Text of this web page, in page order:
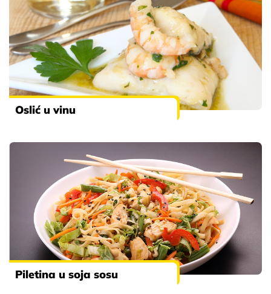
Oslić u vinu
Piletina u soja sosu